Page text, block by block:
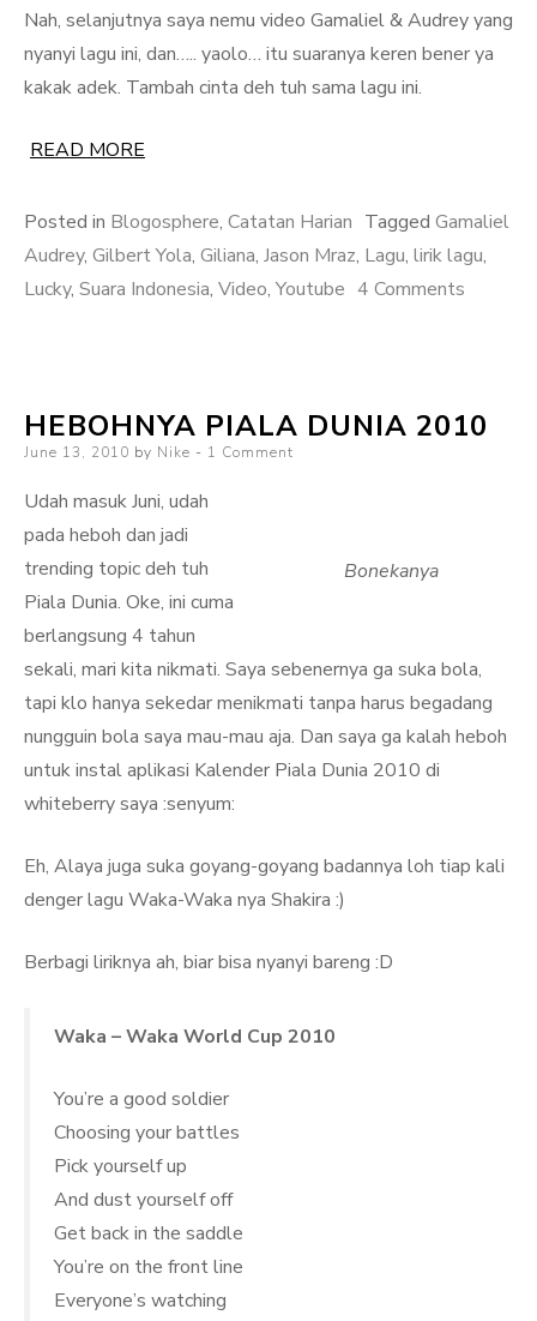
Nah, selanjutnya saya nemu video Gamaliel & Audrey yang
nyanyi lagu ini, dan….. yaolo… itu suaranya keren bener ya
kakak adek. Tambah cinta deh tuh sama lagu ini.
READ MORE
Posted in Blogosphere, Catatan Harian Tagged Gamaliel
Audrey, Gilbert Yola, Giliana, Jason Mraz, Lagu, lirik lagu,
Lucky, Suara Indonesia, Video,Youtube 4 Comments
Lucky
HEBOHNYA PIALA DUNIA 2010
Posted
June 13, 2010 by Nike 1 Comment
Bonekanya
Udah masuk Juni, udah
pada heboh dan jadi
trending topic deh tuh
Piala Dunia. Oke, ini cuma
berlangsung 4 tahun
sekali, mari kita nikmati. Saya sebenernya ga suka bola,
tapi klo hanya sekedar menikmati tanpa harus begadang
nungguin bola saya mau-mau aja. Dan saya ga kalah heboh
untuk instal aplikasi Kalender Piala Dunia 2010 di
whiteberry saya :senyum:
Eh, Alaya juga suka goyang-goyang badannya loh tiap kali
denger lagu Waka-Waka nya Shakira :)
Berbagi liriknya ah, biar bisa nyanyi bareng :D
Waka – Waka World Cup 2010
You’re a good soldier
Choosing your battles
Pick yourself up
And dust yourself off
Get back in the saddle
You’re on the front line
Everyone’s watching